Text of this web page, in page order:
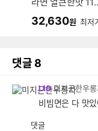
32,630원 최저
댓글 8
L10 미지근한우
비빔면은 다 맛
댓글